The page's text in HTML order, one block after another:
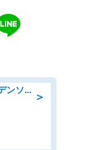
＞
入社特典58万円、寮費完備で無料!デンソーで働こう!自動車工場で小型部品の検査業務 denso aichi